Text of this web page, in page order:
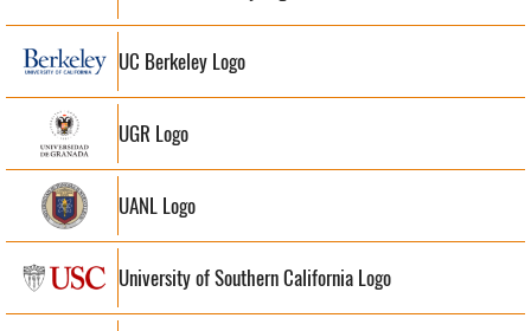
UC Berkeley Logo
UGR Logo
UANL Logo
University of Southern California Logo